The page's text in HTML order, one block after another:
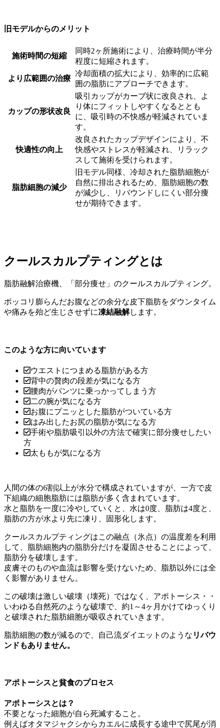
旧モデルからのメリット
施術時間の短縮
同時2ヶ所施術により、治療時間が半分
程度に短縮されます。
より広範囲の治療
冷却面積の拡大により、効率的に広範
囲の脂肪にアプローチできます。
カップの形状改良
吸引カップがカーブ状に改良され、よ
り体にフィットしやすくなるととも
に、吸引時の不快感が軽減されていま
す。
快適性の向上
改良されたカップデザインにより、不
快感やストレスが軽減され、リラック
スして施術を受けられます。
脂肪細胞の減少
旧モデル同様、冷却された脂肪細胞が
自然に排出されるため、脂肪細胞の数
が減少し、リバウンドしにくい部分痩
せが期待できます。
クールスカルプティングとは
脂肪融解治療機、「部分痩せ」のクールスカルプティング。
ポッコリ膨らんだお腹などの余分な皮下脂肪をダウンタイム
や痛みを殆ど生じさせずに凍結融解します。
このような方に向いています
ウエストにつまめる脂肪がある方
背中の贅肉の段差が気になる方
腰肉がパンツに乗っかってしまう方
二の腕が気になる方
お腹にプニッとした脂肪がついている方
はみ出したお尻の脂肪が気になる方
手術や脂肪吸引以外の方法で確実に部分痩せしたい
方
太ももが気になる方
人間の体の6割以上が水分で構成されていますが、一方で皮
下組織の細胞脂肪には脂肪が多く含まれています。
水と脂肪を一度に冷やしていくと、水は0度、脂肪は4度と、
脂肪の方が水より先に凍り、固形化します。
クールスカルプティングはこの融点（氷点）の温度差を利用
して、脂肪細胞内の脂肪分だけを凝固させることによって、
脂肪分を破壊します。
皮膚そのものや血流は影響を受けないため、脂肪以外には全
く影響がありません。
この破壊は激しい破壊（壊死）ではなく、アポトーシス・・
いわゆる自然死のような破壊で、約1～4ヶ月かけてゆっくり
と破壊された脂肪細胞が吸収されていきます。
脂肪細胞の数が減るので、自己流ダイエットのような リバウ
ンドもありません。
アポトーシスと貧食のプロセス
アポトーシスとは？
不要となった細胞が自ら死滅すること。
例えばオタマジャクシからカエルに成長する途中で尻尾が消